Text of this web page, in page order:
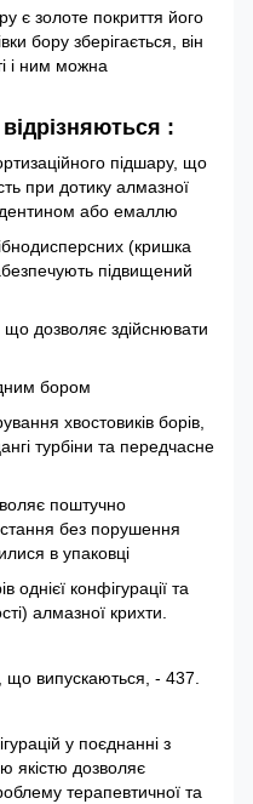
є золоте покриття його
бору зберігається, він
і ним можна
:
підшару, що
при дотику алмазної
або емаллю
(кришка
підвищений
що дозволяє здійснювати
бором
хвостовиків борів,
турбіни та передчасне
поштучно
без порушення
в упаковці
конфігурації та
алмазної крихти.
що випускаються, - 437.
у поєднанні з
якістю дозволяє
терапевтичної та